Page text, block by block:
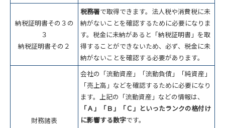
納税証明書その３の
３
納税証明書その２
税務署で取得できます。法人税や消費税に未
納がないことを確認するために必要になりま
す。税金に未納があると「納税証明書」を取
得することができないため、必ず、税金に未
納がないことを確認する必要があります。
財務諸表
会社の「流動資産」「流動負債」「純資産」
「売上高」などを確認するために必要になり
ます。上記の「流動資産」などの情報は、
「Ａ」「Ｂ」「Ｃ」といったランクの格付け
に影響する数字です。